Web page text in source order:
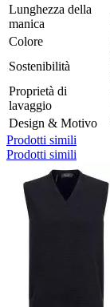
Lunghezza della
manica
Colore
Sostenibilità
Proprietà di
lavaggio
Design & Motivo
Prodotti simili
Prodotti simili